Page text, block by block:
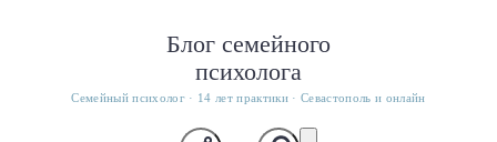
Блог семейного
психолога
Семейный психолог · 14 лет практики · Севастополь и онлайн